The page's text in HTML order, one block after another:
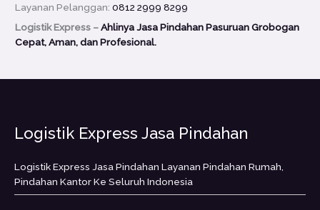
Layanan Pelanggan:0812 2999 8299
Logistik Express –Ahlinya Jasa Pindahan Pasuruan Grobogan
Cepat, Aman, dan Profesional.
Logistik Express Jasa Pindahan
Logistik Express Jasa Pindahan Layanan Pindahan Rumah,
Pindahan Kantor Ke Seluruh Indonesia